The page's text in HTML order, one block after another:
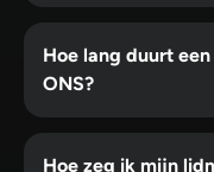
Hoe lang duurt
ONS?
Hoe zeg ik mijn